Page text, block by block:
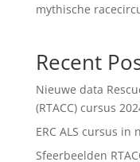
mythische
Recent
Nieuwe data
(RTACC) cursus
ERC ALS cursus in
Sfeerbeelden